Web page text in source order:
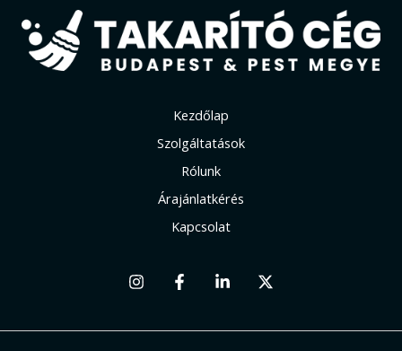
Kezdőlap
Szolgáltatások
Rólunk
Árajánlatkérés
Kapcsolat